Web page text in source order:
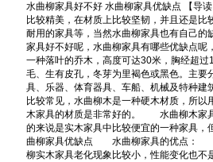
水曲柳家具好不好 水曲柳家具优缺点 【导
比较精美，在材质上比较坚韧，并且还是
耐用的家具等，当然水曲柳家具也有自己
家具好不好呢，水曲柳家具有哪些优缺点
一种落叶的乔木，高度可达30米，胸经超
毛、生有皮孔，冬芽为里褐色或黑色。主
具、乐器、体育器具、车船、机械及特种
比较常见，水曲柳木是一种硬木材质，所
木家具的材质是非常好的。 水曲柳木家具
的来说是实木家具中比较便宜的一种家具
曲柳家具优缺点 水曲柳家具的优点： 第
柳实木家具老化现象比较小，性能变化也